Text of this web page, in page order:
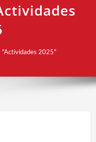
"Actividades 2025"